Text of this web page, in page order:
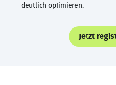
deutlich optimieren.
Jetzt